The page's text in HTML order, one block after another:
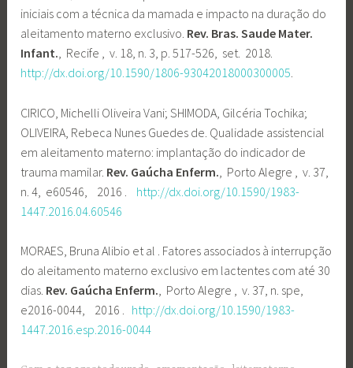
iniciais com a técnica da mamada e impacto na duração do
aleitamento materno exclusivo. Rev. Bras. Saude Mater.
Infant. , Recife , v. 18, n. 3, p. 517-526, set. 2018.
http://dx.doi.org/10.1590/1806-93042018000300005
CIRICO, Michelli Oliveira Vani; SHIMODA, Gilcéria Tochika;
OLIVEIRA, Rebeca Nunes Guedes de. Qualidade assistencial
em aleitamento materno: implantação do indicador de
trauma mamilar. Rev. Gaúcha Enferm. , Porto Alegre , v. 37,
n. 4, e60546, 2016 . http://dx.doi.org/10.1590/1983-
1447.2016.04.60546
MORAES, Bruna Alibio et al . Fatores associados à interrupção
do aleitamento materno exclusivo em lactentes com até 30
dias. Rev. Gaúcha Enferm., Porto Alegre , v. 37, n. spe,
e2016-0044, 2016 . http://dx.doi.org/10.1590/1983-
1447.2016.esp.2016-0044